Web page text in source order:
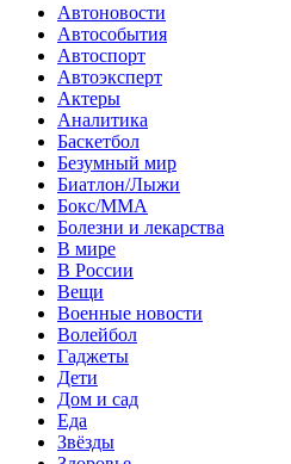
Автоновости
Автособытия
Автоспорт
Автоэксперт
Актеры
Аналитика
Баскетбол
Безумный мир
Биатлон/Лыжи
Бокс/MMA
Болезни и лекарства
В мире
В России
Вещи
Военные новости
Волейбол
Гаджеты
Дети
Дом и сад
Еда
Звёзды